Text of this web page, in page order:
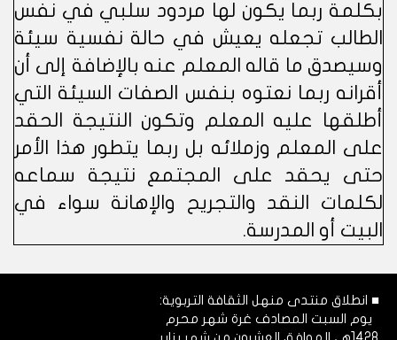
بكلمة ربما يكون لها مردود سلبي في نفس
الطالب تجعله يعيش في حالة نفسية سيئة
وسيصدق ما قاله المعلم عنه بالإضافة إلى أن
أقرانه ربما نعتوه بنفس الصفات السيئة التي
أطلقها عليه المعلم وتكون النتيجة الحقد
على المعلم وزملائه بل ربما يتطور هذا الأمر
حتى يحقد على المجتمع نتيجة سماعه
لكلمات النقد والتجريح والإهانة سواء في
البيت أو المدرسة.
■ انطلاق منتدى منهل الثقافة التربوية:
يوم السبت المصادف غرة شهر محرم